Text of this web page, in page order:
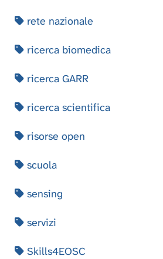
rete nazionale
ricerca biomedica
ricerca GARR
ricerca scientifica
risorse open
scuola
sensing
servizi
Skills4EOSC